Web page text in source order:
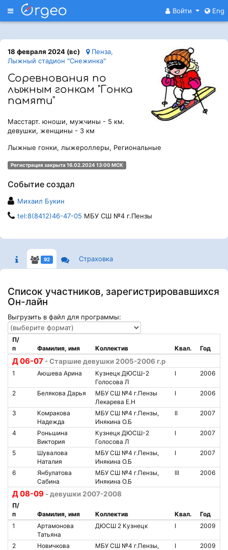
Меню Войти Eng
18 февраля 2024 (вс)
Пенза,
Лыжный стадион "Снежинка"
Соревнования по
лыжным гонкам "Гонка
памяти"
Масстарт. юноши, мужчины - 5 км.
девушки, женщины - 3 км
Лыжные гонки, лыжероллеры, Региональные
Регистрация закрыта 16.02.2024 13:00 МСК
Событие создал
Михаил Букин
tel:8(8412)46-47-05 МБУ СШ №4 г.Пензы
92 Страховка
Список участников, зарегистрировавшихся
Он-лайн
Выгрузить в файл для программы:
Д 06-07 - Старшие девушки 2005-2006 г.р
П/
п
Фамилия, имя Коллектив Квал. Год
1 Аюшева Арина
Кузнецк ДЮСШ-2
Голосова Л
I 2006
2 Белякова Дарья
МБУ СШ №4 г.Пензы
Лекарева Е.Н
I 2006
3
Комракова
Надежда
МБУ СШ №4 г.Пензы,
Инякина О.Б
II 2007
4
Роньшина
Виктория
Кузнецк ДЮСШ-2
Голосова Л
I 2007
5
Шувалова
Наталия
МБУ СШ №4 г.Пензы,
Инякина О.Б
I 2007
6
Янбулатова
Сабина
МБУ СШ №4 г.Пензы,
Инякина О.Б
III 2006
Д 08-09 - девушки 2007-2008
П/
п
Фамилия, имя Коллектив Квал.
Год
1
Артамонова
Татьяна
ДЮСШ 2 Кузнецк I 2009
2
Новичкова
МБУ СШ №4 г.Пензы,
I 2009